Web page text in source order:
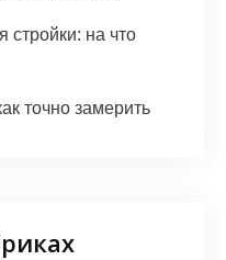
стройки: на что
точно замерить